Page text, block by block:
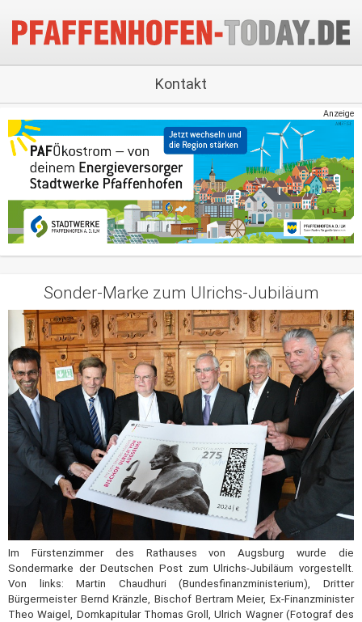
Kontakt
Anzeige
Sonder-Marke zum Ulrichs-Jubiläum
Im Fürstenzimmer des Rathauses von Augsburg wurde die
Sondermarke der Deutschen Post zum Ulrichs-Jubiläum vorgestellt.
Von links: Martin Chaudhuri (Bundesfinanzministerium), Dritter
Bürgermeister Bernd Kränzle, Bischof Bertram Meier, Ex-Finanzminister
Theo Waigel, Domkapitular Thomas Groll, Ulrich Wagner (Fotograf des